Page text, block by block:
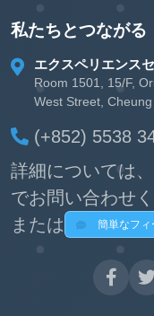
私たちとつながる
エクスペリエンス
Room 1501, 15/F,
West Street,
(+852) 5538
詳細については
でお問い合わせく
または
簡単なフィ